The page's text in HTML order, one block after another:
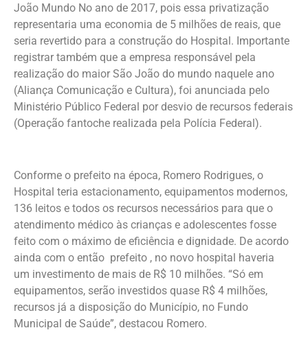
João Mundo No ano de 2017, pois essa privatização
representaria uma economia de 5 milhões de reais, que
seria revertido para a construção do Hospital. Importante
registrar também que a empresa responsável pela
realização do maior São João do mundo naquele ano
(Aliança Comunicação e Cultura), foi anunciada pelo
Ministério Público Federal por desvio de recursos federais
(Operação fantoche realizada pela Polícia Federal).
Conforme o prefeito na época, Romero Rodrigues, o
Hospital teria estacionamento, equipamentos modernos,
136 leitos e todos os recursos necessários para que o
atendimento médico às crianças e adolescentes fosse
feito com o máximo de eficiência e dignidade. De acordo
ainda com o então prefeito , no novo hospital haveria
um investimento de mais de R$ 10 milhões. “Só em
equipamentos, serão investidos quase R$ 4 milhões,
recursos já a disposição do Município, no Fundo
Municipal de Saúde”, destacou Romero.